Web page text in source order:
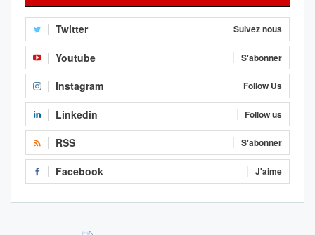
Twitter Suivez nous
Youtube S'abonner
Instagram Follow Us
Linkedin Follow us
RSS S'abonner
Facebook J'aime